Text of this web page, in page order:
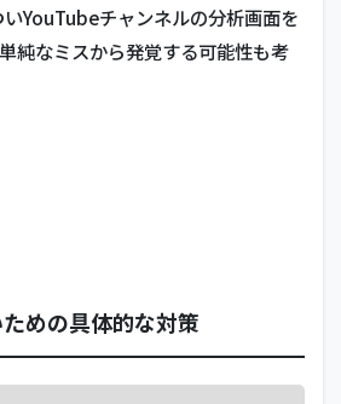
YouTubeチャンネルの分析画面を
純なミスから発覚する可能性も考
めの具体的な対策